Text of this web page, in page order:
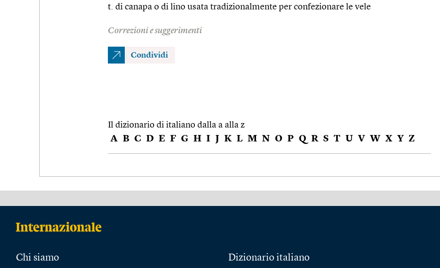
t. di canapa o di lino usata tradizionalmente per confezionare le vele
Correzioni e suggerimenti
Condividi
Il dizionario di italiano dalla a alla z
A B C D E F G H I J K L M N O P Q R S T U V W X Y Z
Chi siamo Dizionario italiano